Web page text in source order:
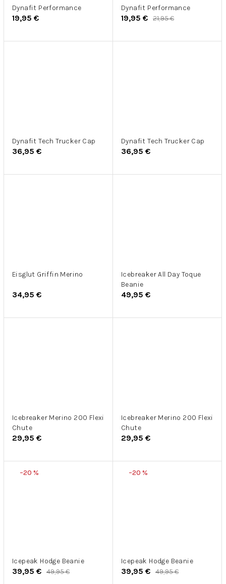
Dynafit Performance
19,95 €
Dynafit Performance
19,95 € 21,95 €
Dynafit Tech Trucker Cap
36,95 €
Dynafit Tech Trucker Cap
36,95 €
Eisglut Griffin Merino
34,95 €
Icebreaker All Day Toque
Beanie
49,95 €
Icebreaker Merino 200 Flexi
Chute
29,95 €
Icebreaker Merino 200 Flexi
Chute
29,95 €
–20 %
Icepeak Hodge Beanie
39,95 € 49,95 €
–20 %
Icepeak Hodge Beanie
39,95 € 49,95 €